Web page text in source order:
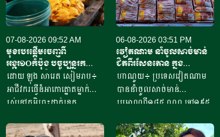
07-08-2026 09:52 AM
មុខរបរផ្តើមចេញពី
អង្ករ១០កំប៉ុង​ បច្ចុប្បន្ន​រក
ចំណូលបាន​ជិត១០លានរៀល
ក្នុងមួយថ្ងៃ
ដោយ ឡុង សារេត​ សៀមរាប៖ ​
អាជីវករ​​ធ្វើនំអាកោត្នោត​ម្នាក់
រស់នៅភូមិព្រះដាក់ខេត្ត
ចាប់ផ្តើម​ដំបូង​ចេញពីអង្ករ​
06-08-2026 03:51 PM
វៀតណាម នាំចូលសាច់មាន់
ជិតពីរសែនតោន ក្នុង
ឆមាសទី១ ដោយភាគច្រើននាំ
ចូលពីអាម៉េរិក
ហាណូយ៖ ប្រទេសវៀតណាម
បាននាំចូលសាច់មាន់
ប្រមាណពី១៨៥ ០០០ ទៅ១៩៥
ឆ្នាំ២០២៦នេះ ដោយក្នុងនោះការ